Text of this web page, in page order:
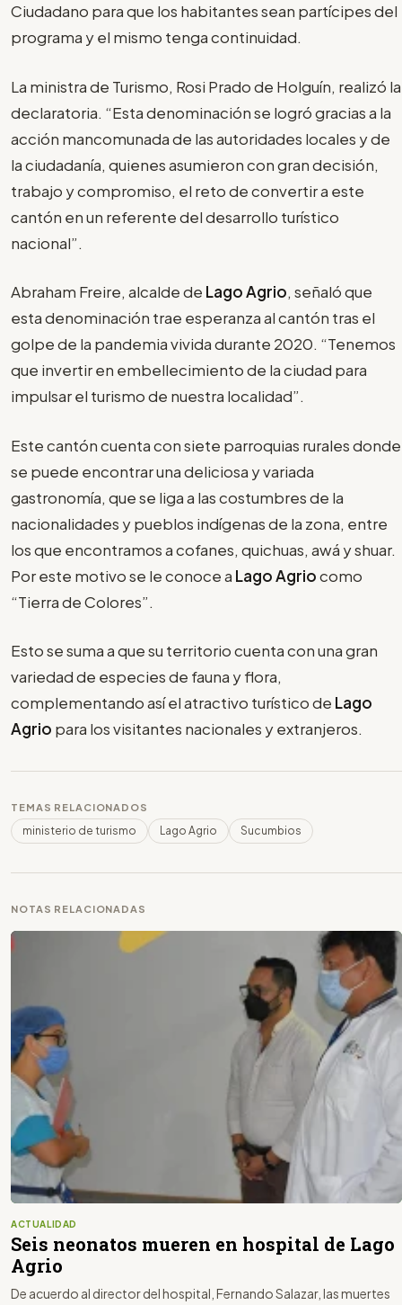
Ciudadano para que los habitantes sean partícipes del
programa y el mismo tenga continuidad.
La ministra de Turismo, Rosi Prado de Holguín, realizó la
declaratoria. “Esta denominación se logró gracias a la
acción mancomunada de las autoridades locales y de
la ciudadanía, quienes asumieron con gran decisión,
trabajo y compromiso, el reto de convertir a este
cantón en un referente del desarrollo turístico
nacional”.
Abraham Freire, alcalde de Lago Agrio, señaló que
esta denominación trae esperanza al cantón tras el
golpe de la pandemia vivida durante 2020. “Tenemos
que invertir en embellecimiento de la ciudad para
impulsar el turismo de nuestra localidad”.
Este cantón cuenta con siete parroquias rurales donde
se puede encontrar una deliciosa y variada
gastronomía, que se liga a las costumbres de la
nacionalidades y pueblos indígenas de la zona, entre
los que encontramos a cofanes, quichuas, awá y shuar.
Por este motivo se le conoce a Lago Agriocomo
“Tierra de Colores”.
Esto se suma a que su territorio cuenta con una gran
variedad de especies de fauna y flora,
complementando así el atractivo turístico de Lago
Agrio para los visitantes nacionales y extranjeros.
TEMAS RELACIONADOS
ministerio de turismo Lago Agrio Sucumbios
NOTAS RELACIONADAS
ACTUALIDAD
Seis neonatos mueren en hospital de Lago
Agrio
De acuerdo al director del hospital, Fernando Salazar, las muertes